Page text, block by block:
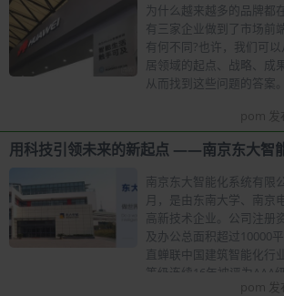
为什么越来越多的品牌都
有三家企业做到了市场前
有何不同?也许，我们可
居领域的起点、战略、成
从而找到这些问题的答案。
pom
用科技引领未来的新起点 ——南京东大智
南京东大智能化系统有限
月，是由东南大学、南京
高新技术企业。公司注册
及办公总面积超过10000
直蝉联中国建筑智能化行
等级连续16年被评为AAA级
pom